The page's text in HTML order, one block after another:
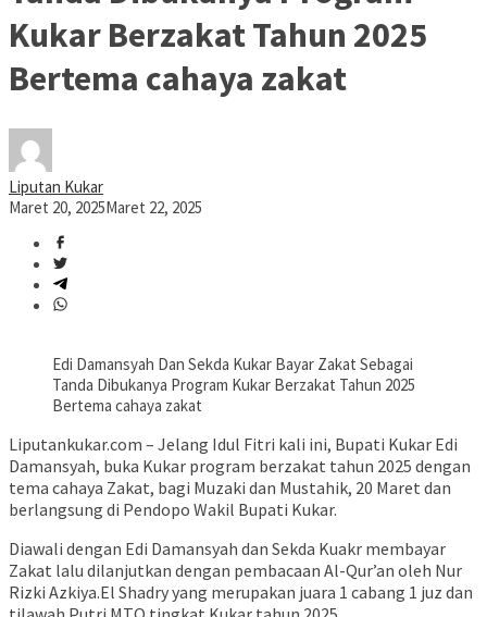
Kukar Berzakat Tahun 2025
Bertema cahaya zakat
Liputan Kukar
Maret 20, 2025Maret 22, 2025
Edi Damansyah Dan Sekda Kukar Bayar Zakat Sebagai
Tanda Dibukanya Program Kukar Berzakat Tahun 2025
Bertema cahaya zakat
Liputankukar.com – Jelang Idul Fitri kali ini, Bupati Kukar Edi
Damansyah, buka Kukar program berzakat tahun 2025 dengan
tema cahaya Zakat, bagi Muzaki dan Mustahik, 20 Maret dan
berlangsung di Pendopo Wakil Bupati Kukar.
Diawali dengan Edi Damansyah dan Sekda Kuakr membayar
Zakat lalu dilanjutkan dengan pembacaan Al-Qur’an oleh Nur
Rizki Azkiya.El Shadry yang merupakan juara 1 cabang 1 juz dan